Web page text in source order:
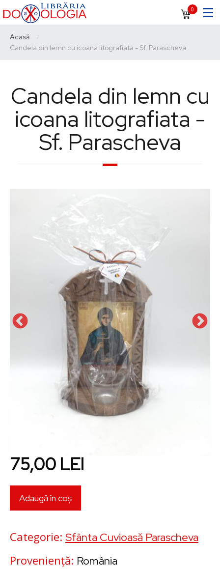
Sari
la
conținutul
principal
Navigare
principală
0
Breadcrumb
Acasă
Current:
Candela din lemn cu icoana litografiata - Sf. Parascheva
Candela din lemn cu
icoana litografiata -
Sf. Parascheva
75,00 LEI
Categorie Sfânta Cuvioasă Parascheva
Proveniență România